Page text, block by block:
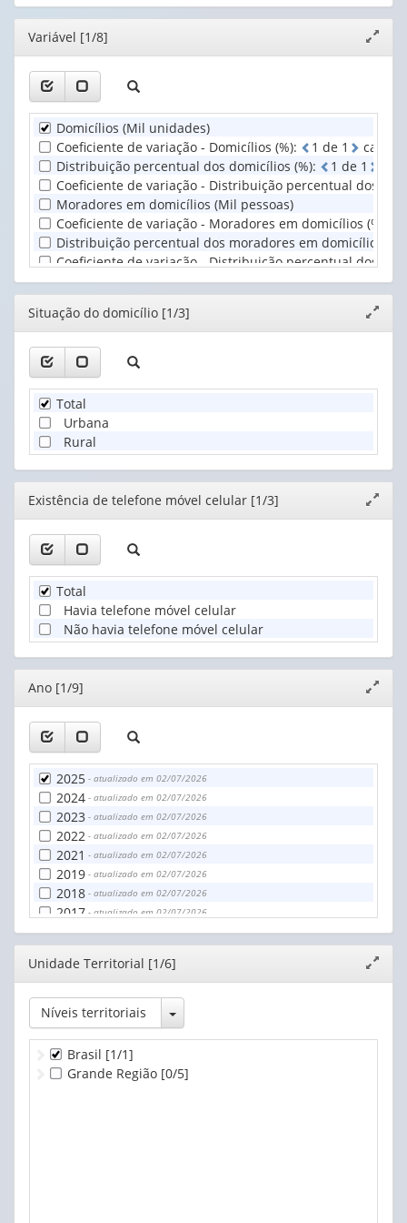
valor):
(possui
apenas
1
Unidade
Territorial
(1)
(possui
de
telefone
móvel
celular
(1)
Editor
janela
Variável [1/8]
Domicílios (Mil unidades)
Coeficiente de variação - Domicílios (%): 1 de 1
casas
Distribuição percentual dos domicílios (%): 1 de 1
Coeficiente de variação - Distribuição percentual dos
Moradores em domicílios (Mil pessoas)
Coeficiente de variação - Moradores em domicílios (%)
Distribuição percentual dos moradores em domicílios (%)
Coeficiente de variação - Distribuição percentual dos
Editor
janela
Situação do domicílio [1/3]
Total
Urbana
Rural
Editor
janela
Existência de telefone móvel celular [1/3]
Total
Havia telefone móvel celular
Não havia telefone móvel celular
Editor
janela
Ano [1/9]
2025 - atualizado em 02/07/2026
2024 - atualizado em 02/07/2026
2023 - atualizado em 02/07/2026
2022 - atualizado em 02/07/2026
2021 - atualizado em 02/07/2026
2019 - atualizado em 02/07/2026
2018 - atualizado em 02/07/2026
2017 - atualizado em 02/07/2026
2016- atualizado em 02/07/2026
Editor
janela
Unidade Territorial [1/6]
Níveis territoriais Toggle Dropdown
Brasil [1/1]
Grande Região [0/5]